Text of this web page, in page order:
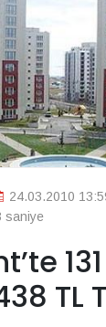
24.03.2010
saniye
TL